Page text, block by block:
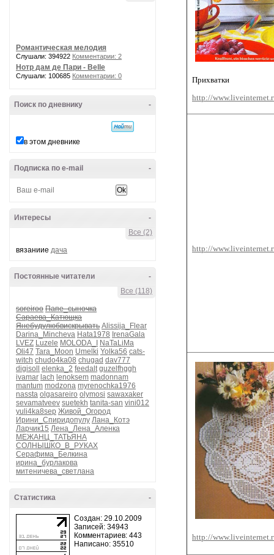
Романтическая мелодия
Слушали: 394922 Комментарии: 2
Нотр дам де Пари - Belle
Слушали: 100685 Комментарии: 0
-
Поиск по дневнику
в этом дневнике
-
Подписка по e-mail
-
Интересы
Все (2)
вязаниие дача
-
Постоянные читатели
Все (118)
soreiroo Папе_сыночка
Сараева_Катющка
Янебудулюбвискрывать Alissija_Flear
Darina_Mincheva Hata1978 IrenaGala
LVEZ Luzele MOLODA_I
NaTaLiMa
Oli47 Tara_Moon Umelki Yolka56 cats-
witch chudo4ka08 chugad dav777
digisoll
elenka_2 feedalt guzelfhggh
ivamar lach lenoksem madonnam
mantum modzona myrenochka1976
nassta olgasareiro olymosi sawaxaker
sevamatveev suetekh tanita-san vini012
yuli4ka8sep Живой_Огород
Ирини_Спиридопулу Лана_Котэ
Ларчик15 Лена_Лена_Аленка
МЕЖАНЦ_ТАТЬЯНА
СОЛНЫШКО_В_РУКАХ
Серафима_Белкина
ирина_бурлакова
митеничева_светлана
-
Статистика
Создан: 29.10.2009
Записей: 34943
Комментариев: 443
Написано: 35510
Прихватки
http://
http://
http://